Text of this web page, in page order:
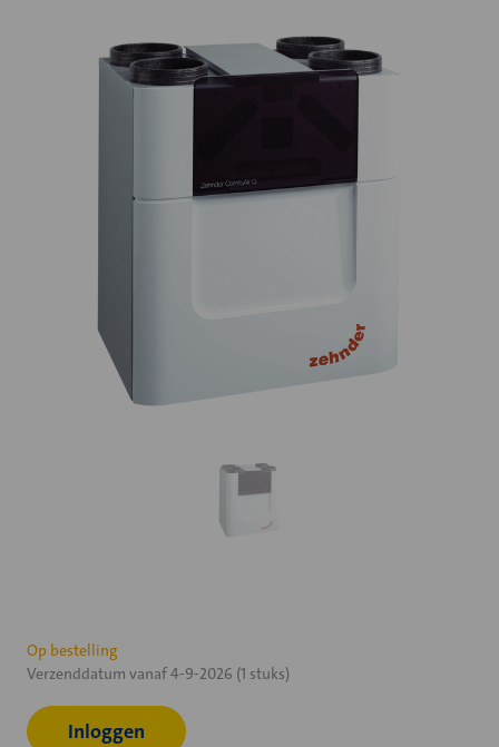
Huidige
voorraad:
Op bestelling
Verzenddatum vanaf 4-9-2026 (1 stuks)
Inloggen